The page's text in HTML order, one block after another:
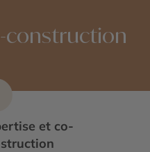
construction
et co-